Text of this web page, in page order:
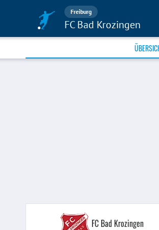
Freiburg
FC Bad Krozingen
FC Bad Krozingen